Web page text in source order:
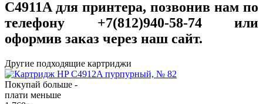
C4911A для принтера, позвонив нам по
телефону +7(812)940-58-74 или
оформив заказ через наш сайт.
Другие подходящие картриджи
Покупай больше -
плати меньше